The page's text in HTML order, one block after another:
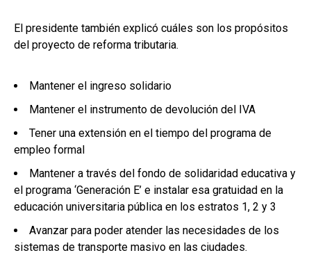
El presidente también explicó cuáles son los propósitos
del proyecto de reforma tributaria.
Mantener el ingreso solidario
Mantener el instrumento de devolución del IVA
Tener una extensión en el tiempo del programa de
empleo formal
Mantener a través del fondo de solidaridad educativa y
el programa ‘Generación E’ e instalar esa gratuidad en la
educación universitaria pública en los estratos 1, 2 y 3
Avanzar para poder atender las necesidades de los
sistemas de transporte masivo en las ciudades.